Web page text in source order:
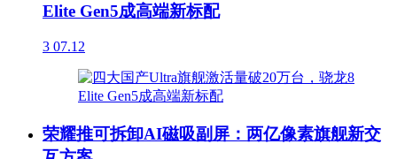
Elite Gen5成高端新标配
3 07.12
荣耀推可拆卸AI磁吸副屏：两亿像素旗舰新交